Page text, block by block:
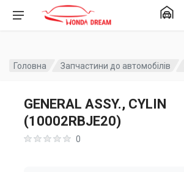
Головна Запчастини до автомобілів
GENERAL ASSY., CYLIN
(10002RBJE20)
0